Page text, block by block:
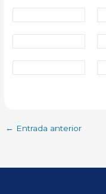
← Entrada anterior